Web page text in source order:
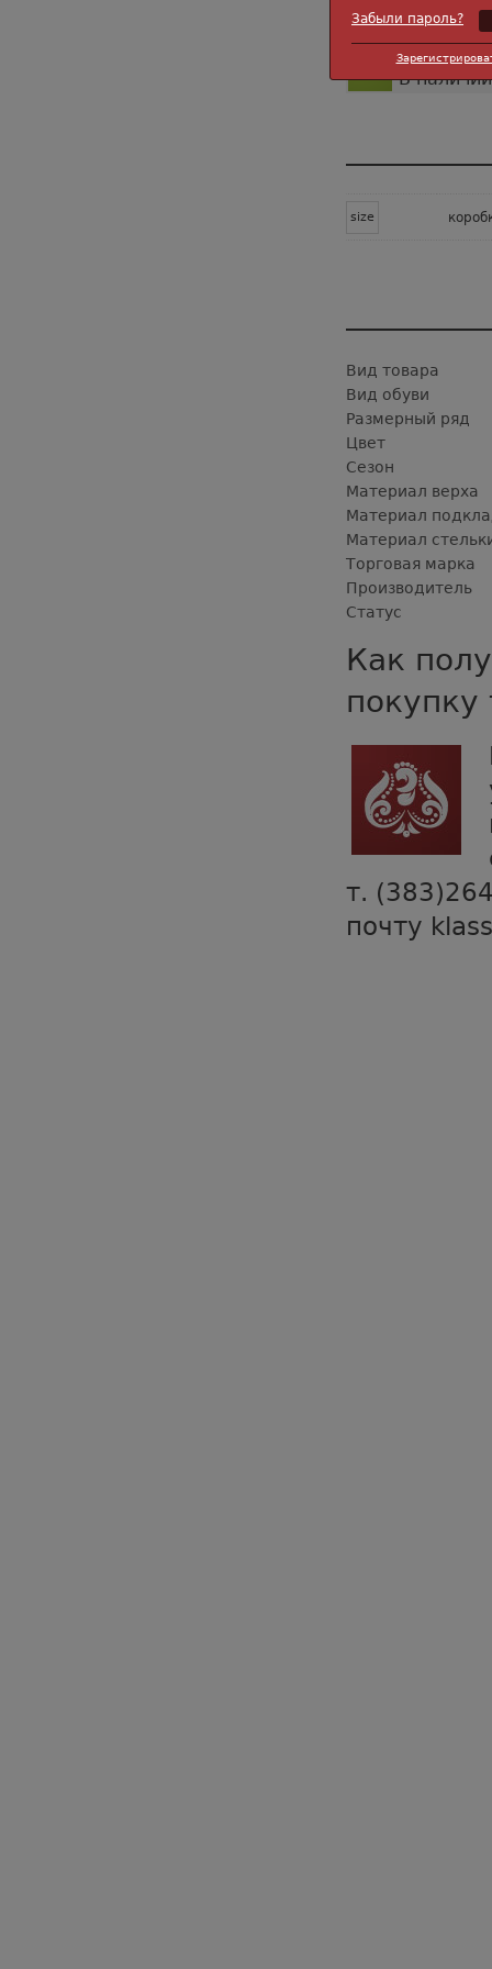
Кол-во пар в
Статус:
В наличии
size
Вид товара
Вид обуви
Размерный ряд
Цвет
Сезон
Материал верха
Материал
Материал
Торговая марка
Производитель
Статус
Как
покупку
т.
почту
Забыли пароль?